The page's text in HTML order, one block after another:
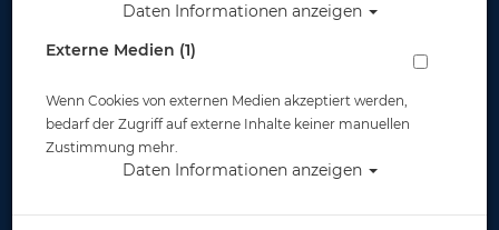
Apeks THERMIQ Carbon Core LS -
Damen - Gr. XS
Artikelnr.: apk-SU8200131XS
Daten Informationen anzeigen
Externe Medien (1)
Wenn Cookies von externen Medien akzeptiert werden,
bedarf der Zugriff auf externe Inhalte keiner manuellen
Zustimmung mehr.
Daten Informationen anzeigen